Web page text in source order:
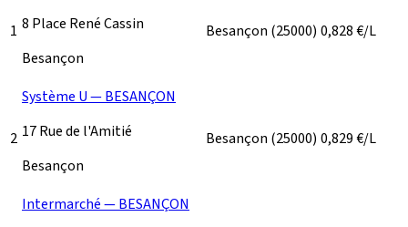
1 8 Place René Cassin
Besançon
Besançon (25000) 0,828€/L
2
Système U — BESANÇON
17 Rue de l'Amitié
Besançon
Besançon (25000) 0,829€/L
Intermarché — BESANÇON